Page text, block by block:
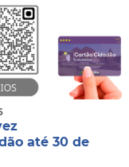
até 30 de